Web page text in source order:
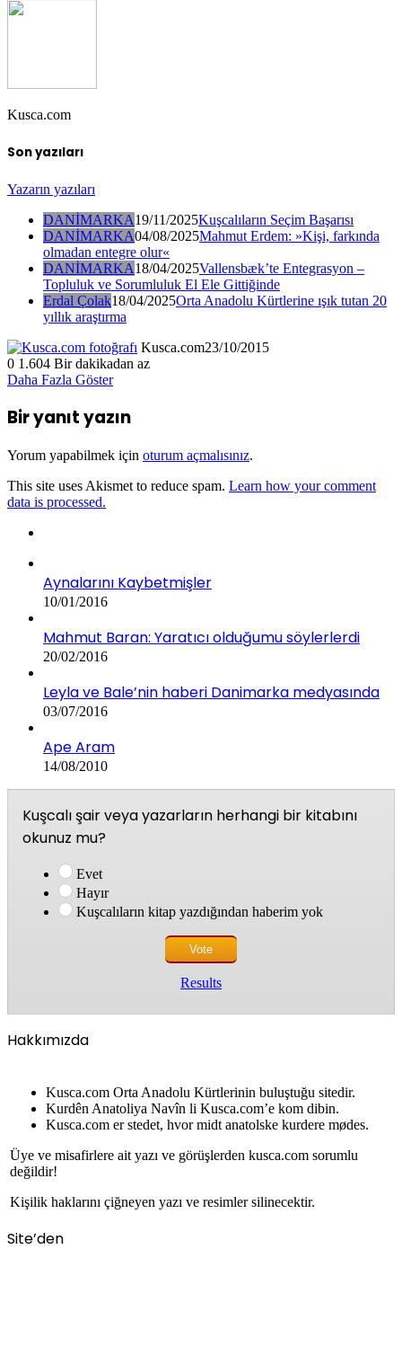
Kusca.com
Son yazıları
Yazarın yazıları
DANİMARKA19/11/2025Kuşcalıların Seçim Başarısı
DANİMARKA04/08/2025Mahmut Erdem: »Kişi, farkında
olmadan entegre olur«
DANİMARKA18/04/2025Vallensbæk’te Entegrasyon –
Topluluk ve Sorumluluk El Ele Gittiğinde
Erdal Çolak18/04/2025Orta Anadolu Kürtlerine ışık tutan 20
yıllık araştırma
Kusca.com23/10/2015
0 1.604 Bir dakikadan az
Daha Fazla Göster
Bir yanıt yazın
Yorum yapabilmek için oturum açmalısınız.
This site uses Akismet to reduce spam. Learn how your comment
data is processed.
Aynalarını Kaybetmişler
10/01/2016
Mahmut Baran: Yaratıcı olduğumu söylerlerdi
20/02/2016
Leyla ve Bale’nin haberi Danimarka medyasında
03/07/2016
Ape Aram
14/08/2010
Kuşcalı şair veya yazarların herhangi bir kitabını
okunuz mu?
Evet
Hayır
Kuşcalıların kitap yazdığından haberim yok
Results
Hakkımızda
Kusca.com Orta Anadolu Kürtlerinin buluştuğu sitedir.
Kurdên Anatoliya Navîn li Kusca.com’e kom dibin.
Kusca.com er stedet, hvor midt anatolske kurdere mødes.
Üye ve misafirlere ait yazı ve görüşlerden kusca.com sorumlu
değildir!
Kişilik haklarını çiğneyen yazı ve resimler silinecektir.
Site’den